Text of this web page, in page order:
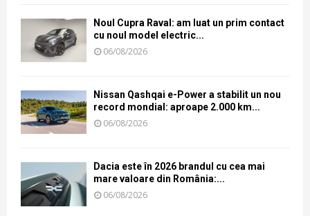
Noul Cupra Raval: am luat un prim contact
cu noul model electric...
06/08/2026
Nissan Qashqai e-Power a stabilit un nou
record mondial: aproape 2.000 km...
06/08/2026
Dacia este în 2026 brandul cu cea mai
mare valoare din România:...
06/08/2026